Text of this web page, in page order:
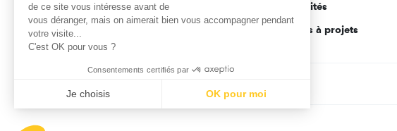
Actualités
Appels à projets
de ce site vous intéresse avant de
vous déranger, mais on aimerait bien vous accompagner pendant
votre visite...
C'est OK pour vous ?
Consentements certifiés par
Je choisis OK pour moi